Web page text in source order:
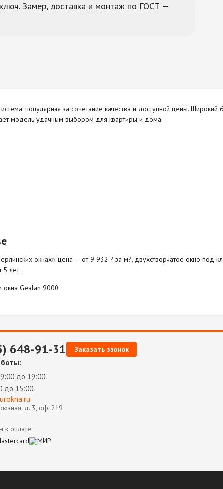
Замер, доставка и монтаж по ГОСТ —
популярная за сочетание качества и доступной цены.
модель удачным выбором для квартиры и дома.
окнах»: цена — от 9 932 ? за м?, двухстворчатое окно под
5 лет.
окна Gealan 9000.
648-91-31 Заказать звонок
до 19:00
до 15:00
д. 3, оф. 219
к оплате: